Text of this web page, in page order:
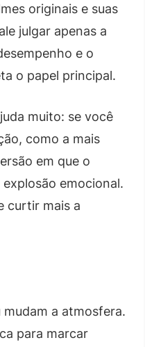
originais e suas
julgar apenas a
e o
o papel principal.
muito: se você
como a mais
em que o
emocional.
curtir mais a
a atmosfera.
para marcar